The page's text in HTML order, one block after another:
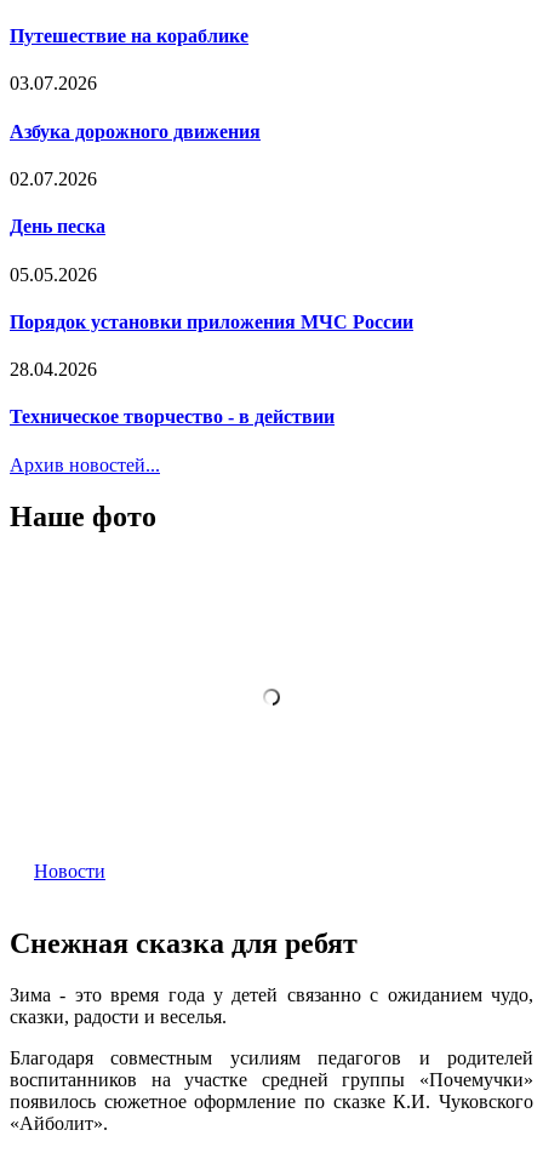
Путешествие на кораблике
03.07.2026
Азбука дорожного движения
02.07.2026
День песка
05.05.2026
Порядок установки приложения МЧС России
28.04.2026
Техническое творчество - в действии
Архив новостей...
Наше фото
Новости
Снежная сказка для ребят
Зима - это время года у детей связанно с ожиданием чудо,
сказки, радости и веселья.
Благодаря совместным усилиям педагогов и родителей
воспитанников на участке средней группы «Почемучки»
появилось сюжетное оформление по сказке К.И. Чуковского
«Айболит».